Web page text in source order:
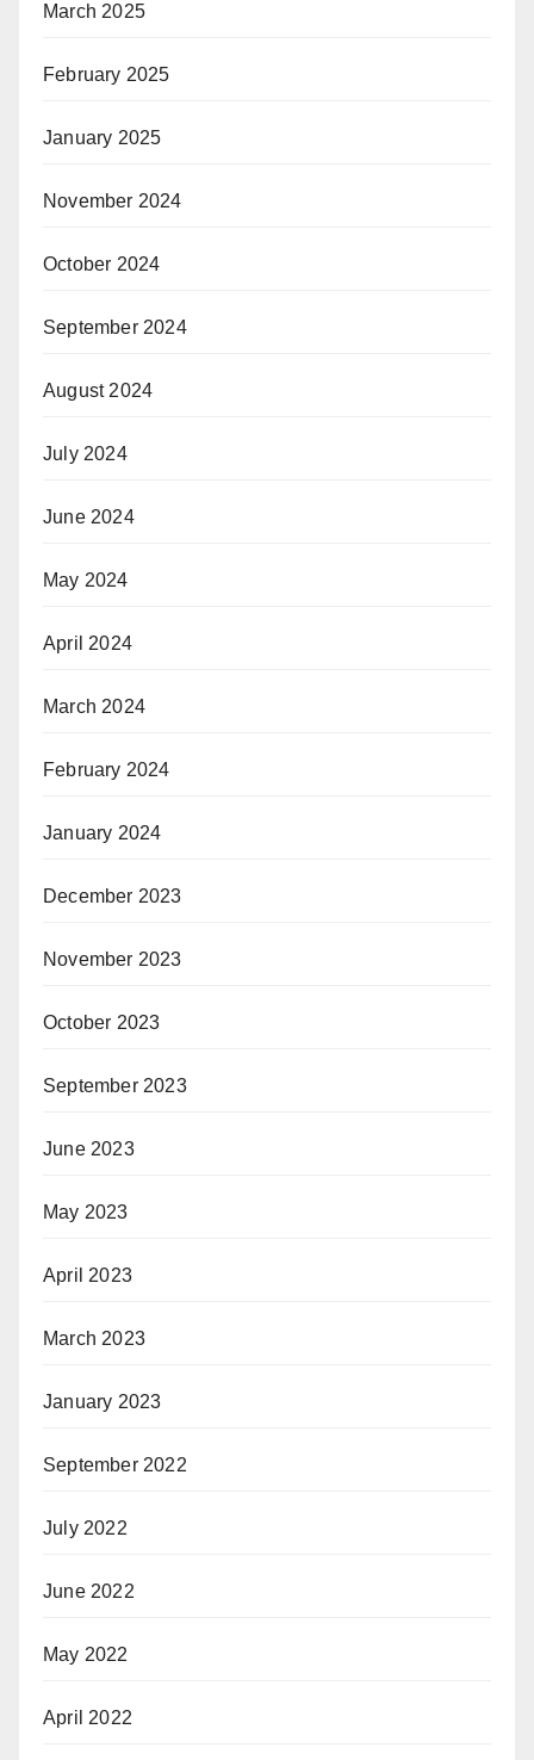
March 2025
February 2025
January 2025
November 2024
October 2024
September 2024
August 2024
July 2024
June 2024
May 2024
April 2024
March 2024
February 2024
January 2024
December 2023
November 2023
October 2023
September 2023
June 2023
May 2023
April 2023
March 2023
January 2023
September 2022
July 2022
June 2022
May 2022
April 2022